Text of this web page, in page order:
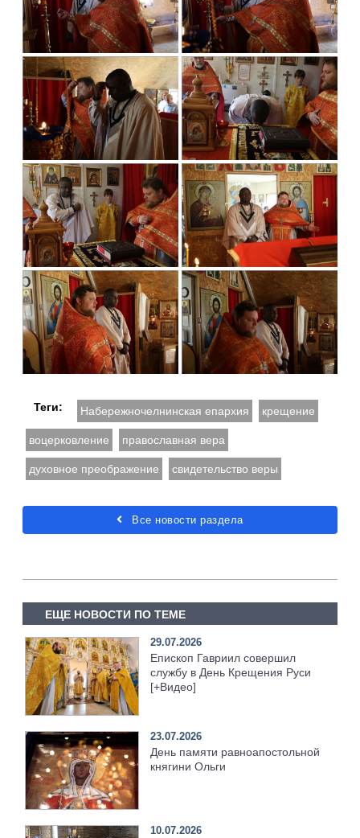
Теги: Набережночелнинская епархия крещение
воцерковление православная вера
духовное преображение свидетельство веры
Все новости раздела
ЕЩЕ НОВОСТИ ПО ТЕМЕ
29.07.2026
Епископ Гавриил совершил
службу в День Крещения Руси
[+Видео]
23.07.2026
День памяти равноапостольной
княгини Ольги
10.07.2026